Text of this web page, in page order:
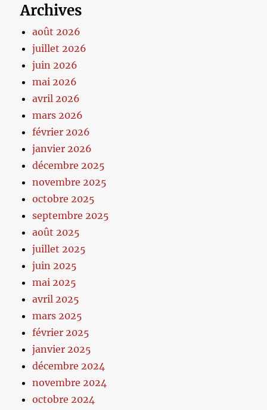
Archives
août 2026
juillet 2026
juin 2026
mai 2026
avril 2026
mars 2026
février 2026
janvier 2026
décembre 2025
novembre 2025
octobre 2025
septembre 2025
août 2025
juillet 2025
juin 2025
mai 2025
avril 2025
mars 2025
février 2025
janvier 2025
décembre 2024
novembre 2024
octobre 2024